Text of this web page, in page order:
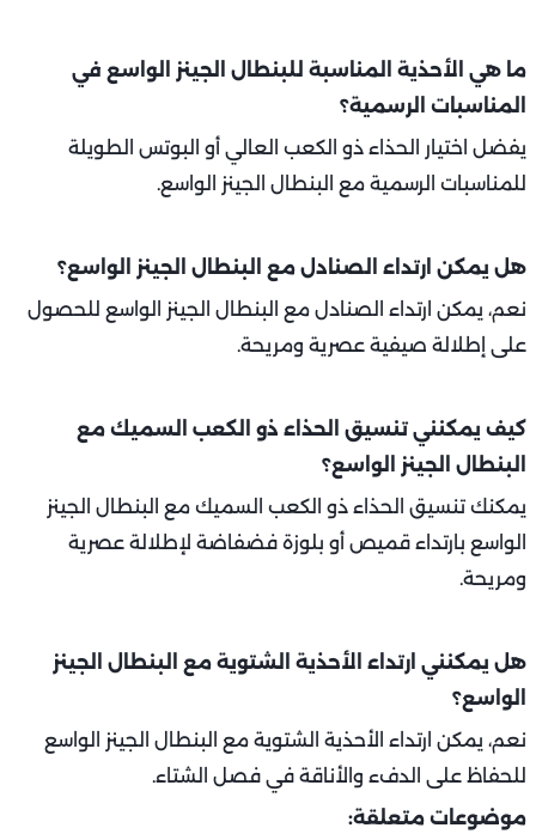
ما هي الأحذية المناسبة للبنطال الجينز الواسع في
المناسبات الرسمية؟
يفضل اختيار الحذاء ذو الكعب العالي أو البوتس الطويلة
للمناسبات الرسمية مع البنطال الجينز الواسع.
هل يمكن ارتداء الصنادل مع البنطال الجينز الواسع؟
نعم، يمكن ارتداء الصنادل مع البنطال الجينز الواسع للحصول
على إطلالة صيفية عصرية ومريحة.
كيف يمكنني تنسيق الحذاء ذو الكعب السميك مع
البنطال الجينز الواسع؟
يمكنك تنسيق الحذاء ذو الكعب السميك مع البنطال الجينز
الواسع بارتداء قميص أو بلوزة فضفاضة لإطلالة عصرية
ومريحة.
هل يمكنني ارتداء الأحذية الشتوية مع البنطال الجينز
الواسع؟
نعم، يمكن ارتداء الأحذية الشتوية مع البنطال الجينز الواسع
للحفاظ على الدفء والأناقة في فصل الشتاء.
موضوعات متعلقة: